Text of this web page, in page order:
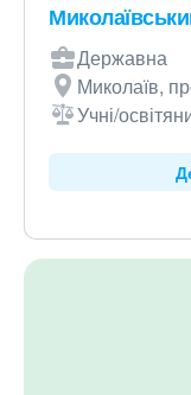
Державна
Миколаїв,
Учні/